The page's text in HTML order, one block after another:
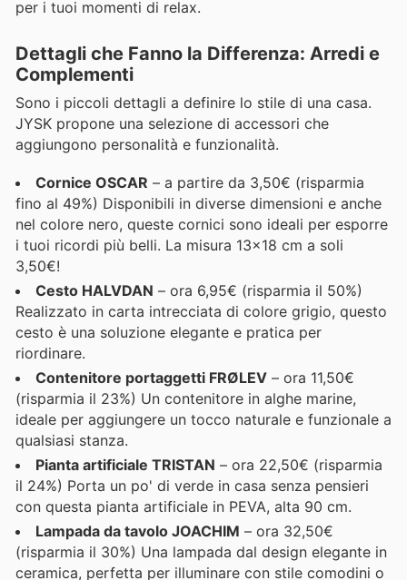
per i tuoi momenti di relax.
Dettagli che Fanno la Differenza: Arredi e
Complementi
Sono i piccoli dettagli a definire lo stile di una casa.
JYSK propone una selezione di accessori che
aggiungono personalità e funzionalità.
Cornice OSCAR – a partire da 3,50€ (risparmia
fino al 49%) Disponibili in diverse dimensioni e anche
nel colore nero, queste cornici sono ideali per esporre
i tuoi ricordi più belli. La misura 13x18 cm a soli
3,50€!
Cesto HALVDAN – ora 6,95€ (risparmia il 50%)
Realizzato in carta intrecciata di colore grigio, questo
cesto è una soluzione elegante e pratica per
riordinare.
Contenitore portaggetti FRØLEV – ora 11,50€
(risparmia il 23%) Un contenitore in alghe marine,
ideale per aggiungere un tocco naturale e funzionale a
qualsiasi stanza.
Pianta artificiale TRISTAN – ora 22,50€ (risparmia
il 24%) Porta un po' di verde in casa senza pensieri
con questa pianta artificiale in PEVA, alta 90 cm.
Lampada da tavolo JOACHIM – ora 32,50€
(risparmia il 30%) Una lampada dal design elegante in
ceramica, perfetta per illuminare con stile comodini o